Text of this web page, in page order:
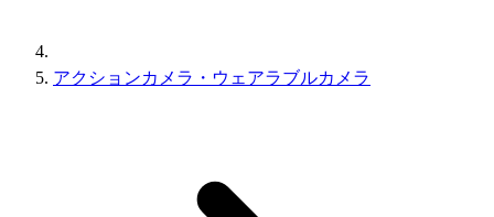
アクションカメラ・ウェアラブルカメラ